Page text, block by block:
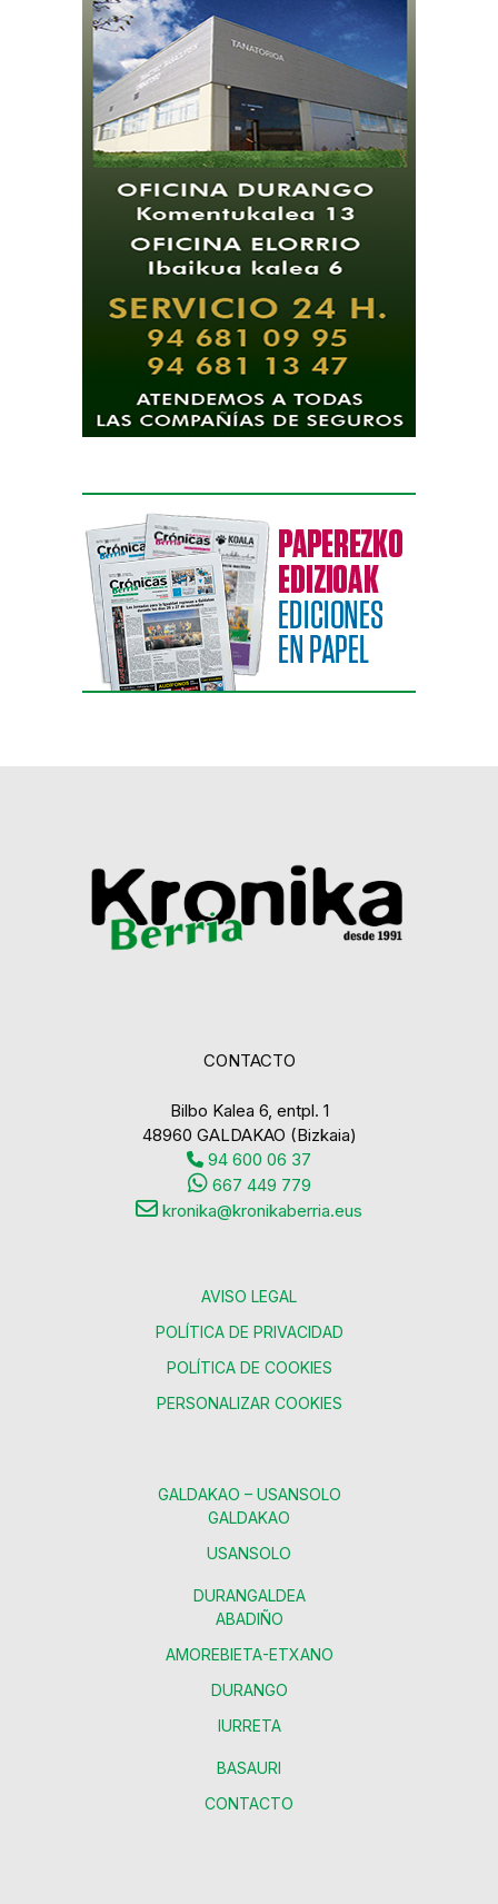
CONTACTO
Bilbo Kalea 6, entpl. 1
48960 GALDAKAO (Bizkaia)
94 600 06 37
667 449 779
kronika@kronikaberria.eus
AVISO LEGAL
POLÍTICA DE PRIVACIDAD
POLÍTICA DE COOKIES
PERSONALIZAR COOKIES
GALDAKAO – USANSOLO
GALDAKAO
USANSOLO
DURANGALDEA
ABADIÑO
AMOREBIETA-ETXANO
DURANGO
IURRETA
BASAURI
CONTACTO